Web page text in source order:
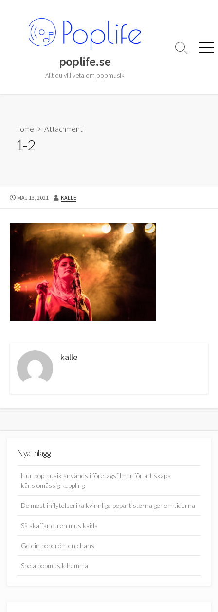
content
poplife.se
Allt du vill veta om popmusik
Search
Home > Attachment
1-2
PUBLISHED
MAJ 13, 2021 AUTHOR
KALLE
kalle
Nya Inlägg
Hur popmusik används i företagsfilmer för att skapa
känslomässig koppling
De mest inflytelserika kvinnliga popartisterna genom tiderna
Så skaffar du en musiksida
Ge din popdröm en chans
Spela popmusik hemma